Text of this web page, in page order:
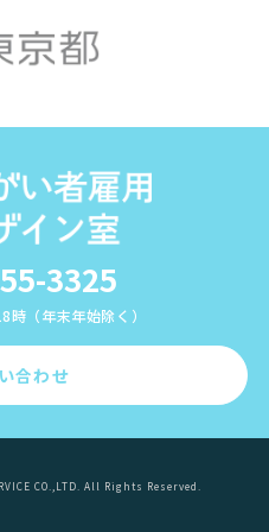
3325
時（年末年始除く）
合わせ
CO.,LTD. All Rights Reserved.